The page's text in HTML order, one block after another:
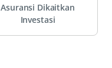
Asuransi Dikaitkan
Investasi